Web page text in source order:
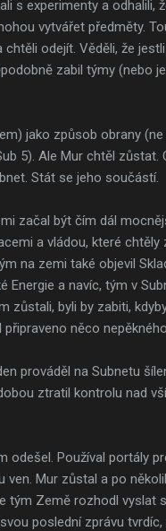
s experimenty a odhalili,
vytvářet předměty.
odejít. Věděli, že
zabil týmy (nebo
jako způsob obrany
5). Ale Mur chtěl zůstat.
Stát se jeho součástí.
začal být čím dál
a vládou, které chtěly
na zemi také objevil
Energie a navíc, tým v
zůstali, byli by zabiti,
něco nepěkného.
prováděl na Subnetu
ztratil kontrolu nad
odešel. Používal portály
ven. Mur zůstal a po
tým Země rozhodl vyslat
poslední zprávu tvrdíc,